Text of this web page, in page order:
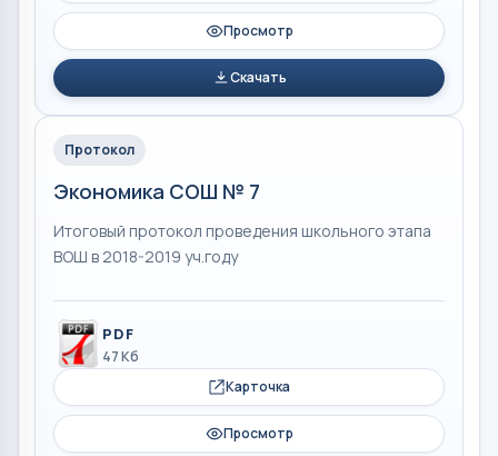
Просмотр
Скачать
Протокол
Экономика СОШ № 7
Итоговый протокол проведения школьного этапа
ВОШ в 2018-2019 уч.году
PDF
47 Кб
Карточка
Просмотр